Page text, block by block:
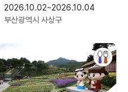
2026.10.02~2026.10.04
부산광역시 사상구